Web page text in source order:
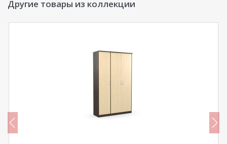
Другие товары из коллекции